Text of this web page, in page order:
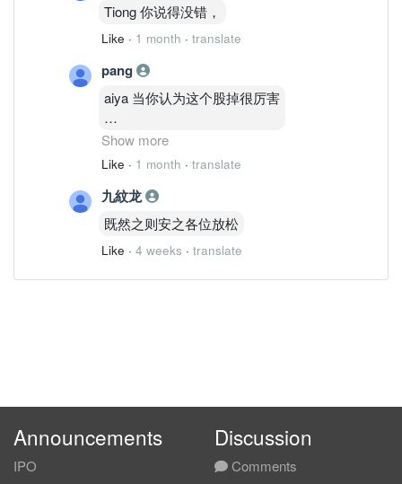
Tiong 你说得没错，
Like · 1 month · translate
pang
aiya 当你认为这个股掉很厉害
自己买的股也是掉的
。。
Show more
Like · 1 month · translate
九紋龙
既然之则安之各位放松
Like · 4 weeks · translate
Announcements
IPO
Discussion
Comments